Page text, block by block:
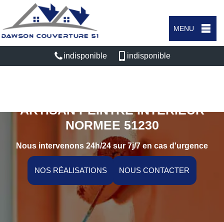
MENU
indisponible indisponible
ARTISAN PEINTRE INTÉRIEUR
NORMEE 51230
Nous intervenons 24h/24 sur 7j/7 en cas d'urgence
NOS RÉALISATIONS NOUS CONTACTER